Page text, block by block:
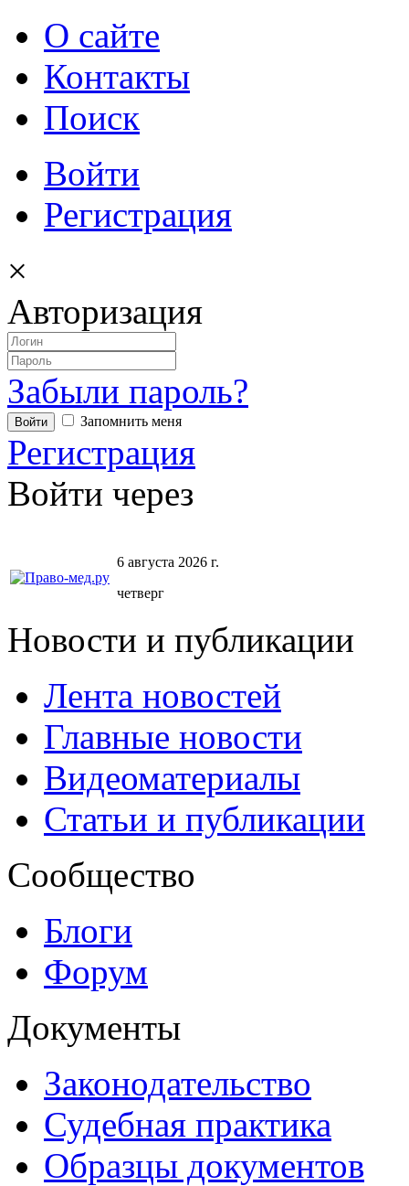
О сайте
Контакты
Поиск
Войти
Регистрация
×
Авторизация
Забыли пароль?
Запомнить меня
Регистрация
Войти через
6 августа 2026 г.
четверг
Новости и публикации
Лента новостей
Главные новости
Видеоматериалы
Статьи и публикации
Сообщество
Блоги
Форум
Документы
Законодательство
Судебная практика
Образцы документов